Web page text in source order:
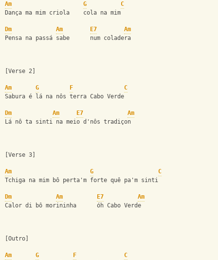
Am G
C
Dança ma mim criola    cola na mim
Dm Am E7
Am
Pensa na passá sabe      num coladera
[Verse 2]
Am G F
C
Sabura é lá na nôs terra Cabo Verde
Dm Am E7
Am
Lá nô ta sinti na meio d'nôs tradiçon
[Verse 3]
Am G
C
Tchiga na mim bô perta'm forte quê pa'm sinti
Dm Am E7
Am
Calor di bô morininha      óh Cabo Verde
[Outro]
Am G F
C